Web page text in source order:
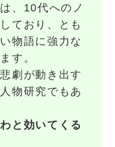
、10代へのノ
ており、とも
物語に強力な
す。
劇が動き出す
物研究でもあ
と効いてくる